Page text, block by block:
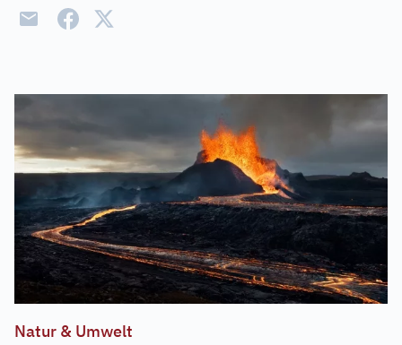
Natur & Umwelt